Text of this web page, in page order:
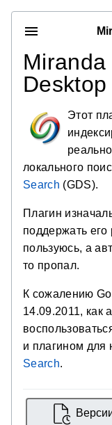
Этот
локального
Search (GDS).
Плагин
поддержать его
пользуюсь, а
то пропал.
К сожалению
14.09.2011, как
и плагином для
Search.